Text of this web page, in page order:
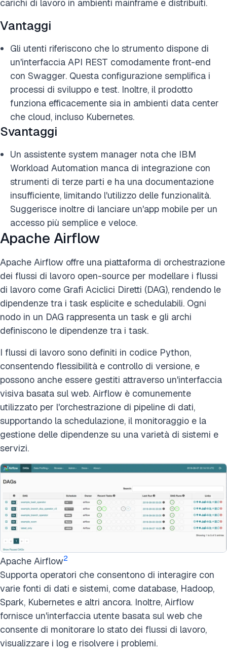
carichi di lavoro in ambienti mainframe e distribuiti.
Vantaggi
Gli utenti riferiscono che lo strumento dispone di
un'interfaccia API REST comodamente front-end
con Swagger. Questa configurazione semplifica i
processi di sviluppo e test. Inoltre, il prodotto
funziona efficacemente sia in ambienti data center
che cloud, incluso Kubernetes.
Svantaggi
Un assistente system manager nota che IBM
Workload Automation manca di integrazione con
strumenti di terze parti e ha una documentazione
insufficiente, limitando l'utilizzo delle funzionalità.
Suggerisce inoltre di lanciare un'app mobile per un
accesso più semplice e veloce.
Apache Airflow
Apache Airflow offre una piattaforma di orchestrazione
dei flussi di lavoro open-source per modellare i flussi
di lavoro come Grafi Aciclici Diretti (DAG), rendendo le
dipendenze tra i task esplicite e schedulabili. Ogni
nodo in un DAG rappresenta un task e gli archi
definiscono le dipendenze tra i task.
I flussi di lavoro sono definiti in codice Python,
consentendo flessibilità e controllo di versione, e
possono anche essere gestiti attraverso un'interfaccia
visiva basata sul web. Airflow è comunemente
utilizzato per l'orchestrazione di pipeline di dati,
supportando la schedulazione, il monitoraggio e la
gestione delle dipendenze su una varietà di sistemi e
servizi.
Apache Airflow2
Supporta operatori che consentono di interagire con
varie fonti di dati e sistemi, come database, Hadoop,
Spark, Kubernetes e altri ancora. Inoltre, Airflow
fornisce un'interfaccia utente basata sul web che
consente di monitorare lo stato dei flussi di lavoro,
visualizzare i log e risolvere i problemi.